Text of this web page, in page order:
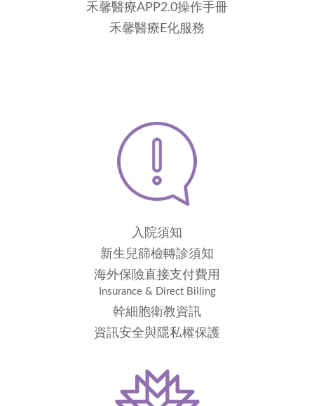
禾馨醫療APP2.0操作手冊
禾馨醫療E化服務
入院須知
新生兒篩檢轉診須知
海外保險直接支付費用
Insurance & Direct Billing
幹細胞衛教資訊
資訊安全與隱私權保護